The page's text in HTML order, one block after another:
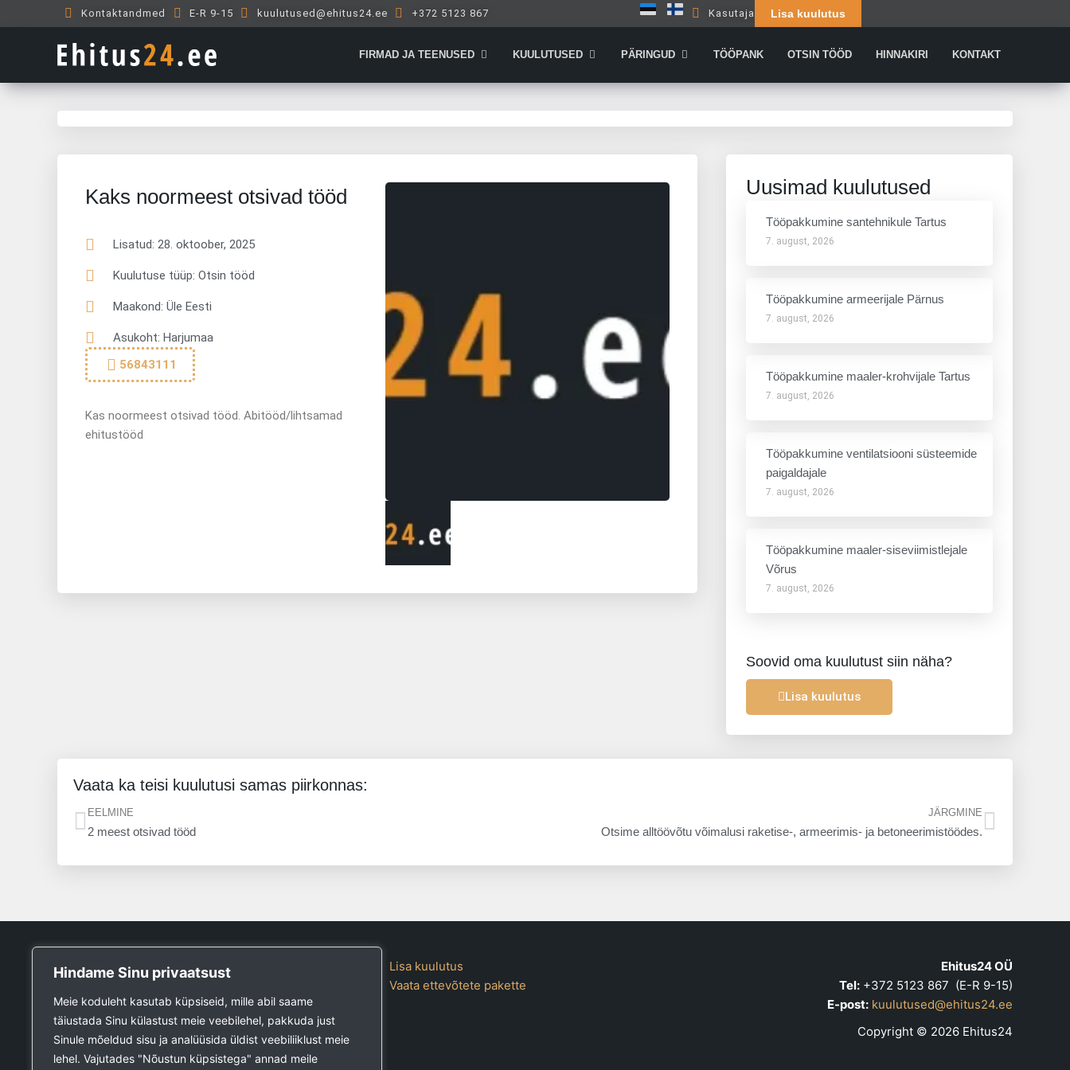
Hindame Sinu privaatsust
Meie koduleht kasutab küpsiseid, mille abil saame
täiustada Sinu külastust meie veebilehel, pakkuda just
Sinule mõeldud sisu ja analüüsida üldist veebiliiklust meie
lehel. Vajutades "Nõustun küpsistega" annad meile
to
Kontaktandmed E-R 9-15 kuulutused@ehitus24.ee +372 5123 867 Kasutaja Lisa kuulutus
FIRMAD JA TEENUSED Open Firmad ja teenused
KUULUTUSED Open Kuulutused
PÄRINGUD Open Päringud
TÖÖPANK OTSIN TÖÖD HINNAKIRI KONTAKT
Kaks noormeest otsivad tööd
Lisatud: 28. oktoober, 2025
Kuulutuse tüüp: Otsin tööd
Maakond: Üle Eesti
Asukoht: Harjumaa
56843111
Kas noormeest otsivad tööd. Abitööd/lihtsamad
ehitustööd
Uusimad kuulutused
Tööpakkumine santehnikule Tartus
7. august, 2026
Tööpakkumine armeerijale Pärnus
7. august, 2026
Tööpakkumine maaler-krohvijale Tartus
7. august, 2026
Tööpakkumine ventilatsiooni süsteemide
paigaldajale
7. august, 2026
Tööpakkumine maaler-siseviimistlejale
Võrus
7. august, 2026
Soovid oma kuulutust siin näha?
Lisa kuulutus
Vaata ka teisi kuulutusi samas piirkonnas:
Prev
EELMINE
2 meest otsivad tööd
JÄRGMINE
Otsime alltöövõtu võimalusi raketise-, armeerimis- ja betoneerimistöödes.
Tööpank
Kuulutused
Firmad ja teenused
Ehitustööde päring
Ehitusmaterjali päring
Lisa kuulutus
Vaata ettevõtete pakette
Ehitus24 OÜ
Tel:+372 5123 867 (E-R 9-15)
E-post: kuulutused@ehitus24.ee
Copyright © 2026 Ehitus24